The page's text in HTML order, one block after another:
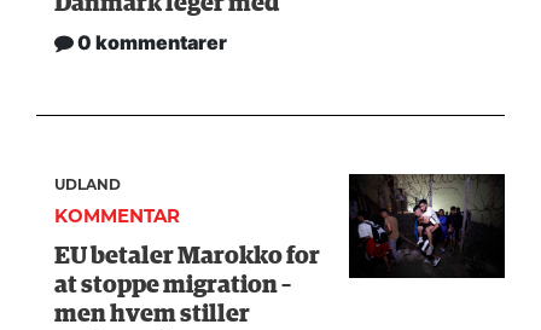
0 kommentarer
UDLAND
KOMMENTAR
EU betaler Marokko for
at stoppe migration –
men hvem stiller